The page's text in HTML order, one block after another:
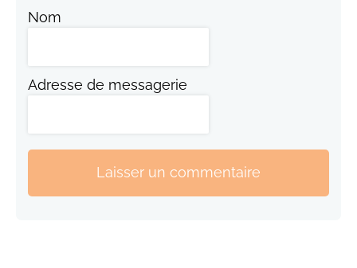
Nom
Adresse de messagerie
Laisser un commentaire